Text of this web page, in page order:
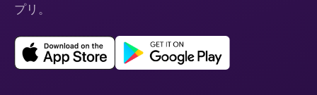
プリ。